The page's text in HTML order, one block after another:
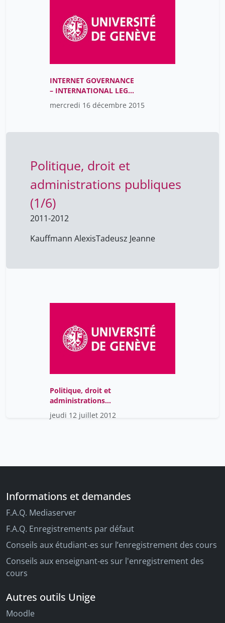
INTERNET GOVERNANCE
– INTERNATIONAL LEGAL
CHALLENGES
mercredi 16 décembre 2015
Politique, droit et
administrations publiques
(1/6)
2011-2012
Kauffmann AlexisTadeusz Jeanne
Politique, droit et
administrations
publiques (1/6)
jeudi 12 juillet 2012
Informations et demandes
F.A.Q. Mediaserver
F.A.Q. Enregistrements par défaut
Conseils aux étudiant-es sur l’enregistrement des cours
Conseils aux enseignant-es sur l'enregistrement des
cours
Autres outils Unige
Moodle